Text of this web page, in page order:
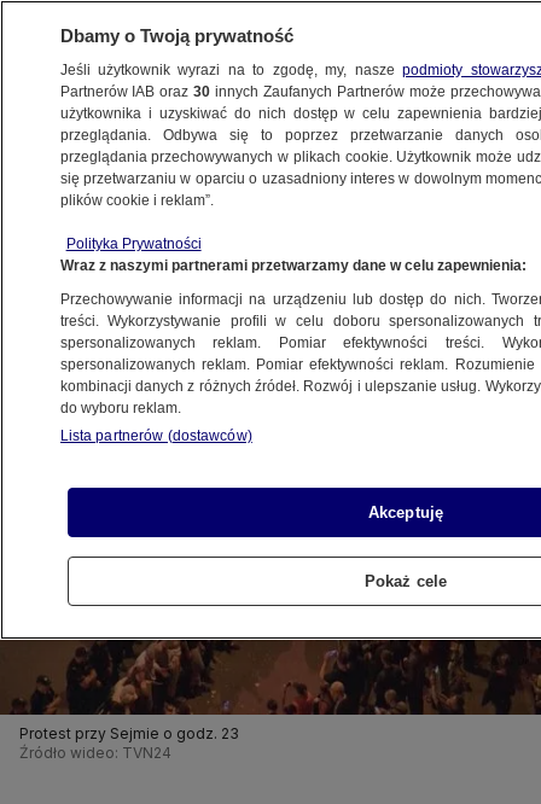
WARSZAWA
NAJNOWSZE
nie tylko w Warszawie
19.07.2017, 21:19
Udostępnij
Protest przy Sejmie o godz. 23
Źródło wideo: TVN24
Dbamy o Twoją prywatność
Jeśli użytkownik wyrazi na to zgodę, my, naszepodmioty
Partnerów IAB oraz30 innych Zaufanych Partnerów może
użytkownika i uzyskiwać do nich dostęp w celu zapewnienia
przeglądania. Odbywa się to poprzez przetwarzanie danych
przeglądania przechowywanych w plikach cookie. Użytkownik może
się przetwarzaniu w oparciu o uzasadniony interes w dowolnym
plików cookie i reklam”.
Polityka Prywatności
Wraz z naszymi partnerami przetwarzamy dane w celu zapewnienia:
Przechowywanie informacji na urządzeniu lub dostęp do nich.
treści. Wykorzystywanie profili w celu doboru spersonalizowanych
spersonalizowanych reklam. Pomiar efektywności treści.
spersonalizowanych reklam. Pomiar efektywności reklam.
kombinacji danych z różnych źródeł. Rozwój i ulepszanie usług.
do wyboru reklam.
Lista partnerów (dostawców)
Akceptuję
Pokaż cele